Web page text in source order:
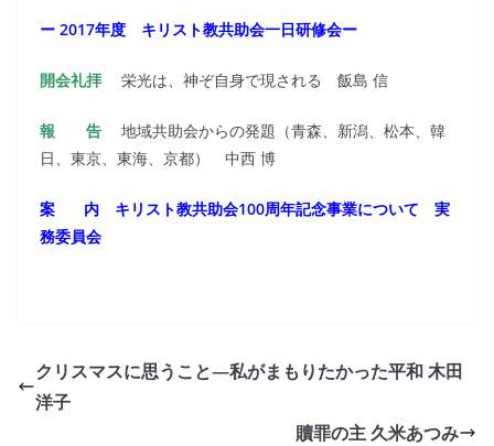
ー 2017年度 キリスト教共助会一日研修会ー
開会礼拝 栄光は、神ぞ自身で現される 飯島 信
報 告 地域共助会からの発題（青森、新潟、松本、韓
日、東京、東海、京都） 中西 博
案 内 キリスト教共助会100周年記念事業について 実
務委員会
クリスマスに思うこと―私がまもりたかった平和 木田
洋子
贖罪の主 久米あつみ